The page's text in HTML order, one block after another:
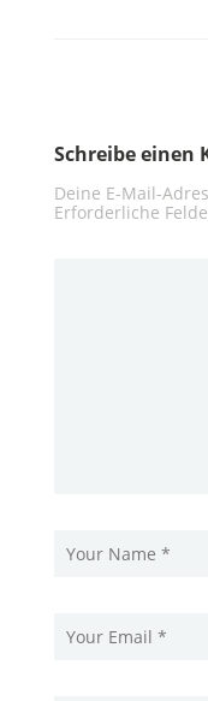
Schreibe einen
Deine E-Mail-
Erforderliche